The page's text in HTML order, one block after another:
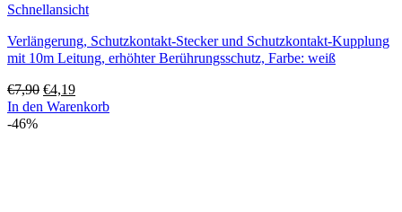
Schnellansicht
Verlängerung, Schutzkontakt-Stecker und Schutzkontakt-Kupplung
mit 10m Leitung, erhöhter Berührungsschutz, Farbe: weiß
€7,90 Ursprünglicher
Preis
€4,19Aktueller
Preis
In den Warenkorb
-46%